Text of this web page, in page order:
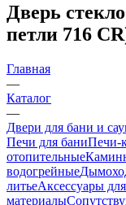
Дверь
петли 716
Главная
—
Каталог
—
Двери для бани и
Печи для баниПечи-
отопительные
водогрейные
литьеАксессуары
материалы